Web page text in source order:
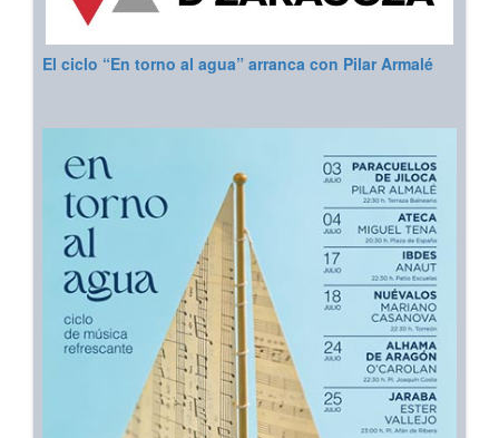
El ciclo “En torno al agua” arranca con Pilar Armalé